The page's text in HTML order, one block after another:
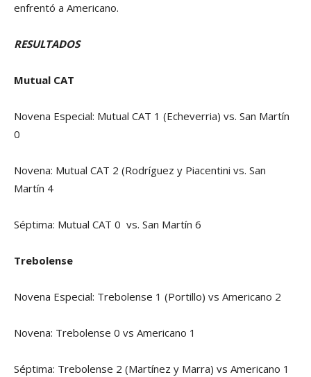
enfrentó a Americano.
RESULTADOS
Mutual CAT
Novena Especial: Mutual CAT 1 (Echeverria) vs. San Martín
0
Novena: Mutual CAT 2 (Rodríguez y Piacentini vs. San
Martín 4
Séptima: Mutual CAT 0 vs. San Martín 6
Trebolense
Novena Especial: Trebolense 1 (Portillo) vs Americano 2
Novena: Trebolense 0 vs Americano 1
Séptima: Trebolense 2 (Martínez y Marra) vs Americano 1